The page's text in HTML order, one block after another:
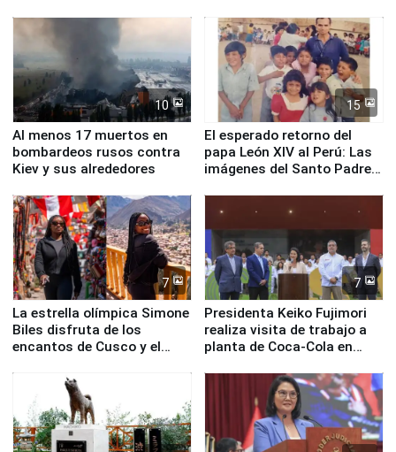
Fenómeno El Niño
de Chile
10
Al menos 17 muertos en
bombardeos rusos contra
Kiev y sus alrededores
15
El esperado retorno del
papa León XIV al Perú: Las
imágenes del Santo Padre
7
La estrella olímpica Simone
Biles disfruta de los
encantos de Cusco y el
7
Presidenta Keiko Fujimori
realiza visita de trabajo a
planta de Coca-Cola en